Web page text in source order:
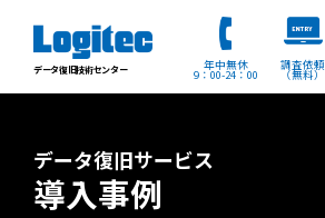
データ復旧技術センター 年中無休
9：00 24：00
調査依頼
（無料）
データ復旧サービス
導入事例